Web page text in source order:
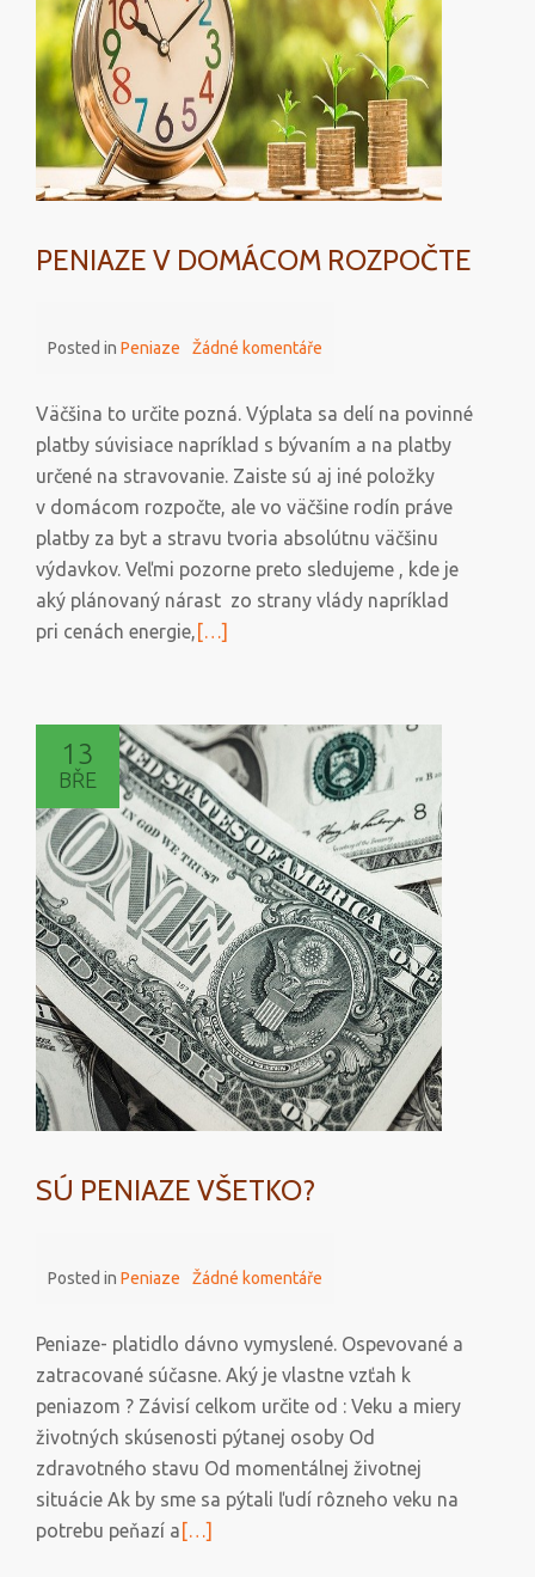
PENIAZE V DOMÁCOM ROZPOČTE
Posted in Peniaze Žádné komentáře
Väčšina to určite pozná. Výplata sa delí na povinné
platby súvisiace napríklad s bývaním a na platby
určené na stravovanie. Zaiste sú aj iné položky
v domácom rozpočte, ale vo väčšine rodín práve
platby za byt a stravu tvoria absolútnu väčšinu
výdavkov. Veľmi pozorne preto sledujeme , kde je
aký plánovaný nárast zo strany vlády napríklad
pri cenách energie,Přečtěte
o
Peniaze
v
domácom
rozpočte
[…]
13
BŘE
SÚ PENIAZE VŠETKO?
Posted in Peniaze Žádné komentáře
Peniaze- platidlo dávno vymyslené. Ospevované a
zatracované súčasne. Aký je vlastne vzťah k
peniazom ? Závisí celkom určite od : Veku a miery
životných skúsenosti pýtanej osoby Od
zdravotného stavu Od momentálnej životnej
situácie Ak by sme sa pýtali ľudí rôzneho veku na
potrebu peňazí aPřečtěte
[…]